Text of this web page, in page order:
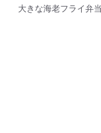
大きな海老フライ弁